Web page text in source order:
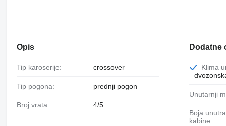
Opis
Tip karoserije: crossover
Tip pogona: prednji pogon
Broj vrata: 4/5
Dodatne
Klima
Unutarnji
Boja unutrašnjosti
kabine: